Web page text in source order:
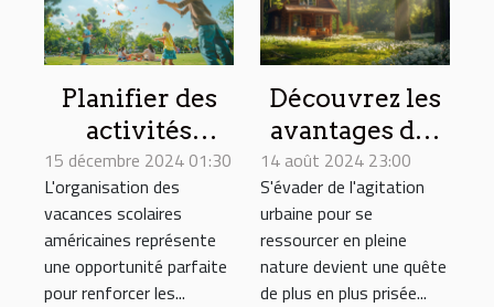
Planifier des
activités
familiales
pendant les
vacances
scolaires
américaines
15 décembre 2024 01:30
L'organisation des
vacances scolaires
américaines représente
une opportunité parfaite
pour renforcer les...
Découvrez les
avantages des
séjours en
maison d'hôtes
en pleine
nature
14 août 2024 23:00
S'évader de l'agitation
urbaine pour se
ressourcer en pleine
nature devient une quête
de plus en plus prisée...